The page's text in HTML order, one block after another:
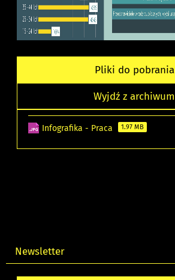
Pliki do pobrania
Wyjdź z archiwum
Infografika - Praca 1.97 MB
Newsletter